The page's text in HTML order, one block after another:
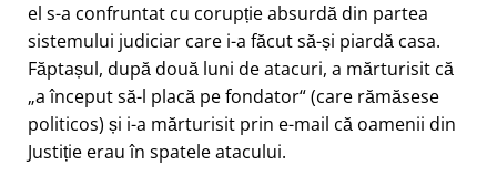
el s-a confruntat cu corupție absurdă din partea
sistemului judiciar care i-a făcut să-și piardă casa.
Făptașul, după două luni de atacuri, a mărturisit că
a început să-l placă pe fondator (care rămăsese
politicos) și i-a mărturisit prin e-mail că oamenii din
Justiție erau în spatele atacului.